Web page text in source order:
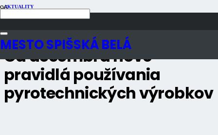
MESTO SPIŠSKÁ BELÁ
AKTUALITY
Od decembra nové
pravidlá používania
pyrotechnických výrobkov